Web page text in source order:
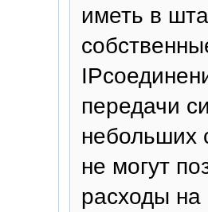
иметь в
передачи
небольших
не могут
расходы на